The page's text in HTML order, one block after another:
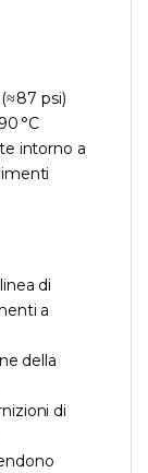
87 psi)
°C
intorno a
di
a
della
di